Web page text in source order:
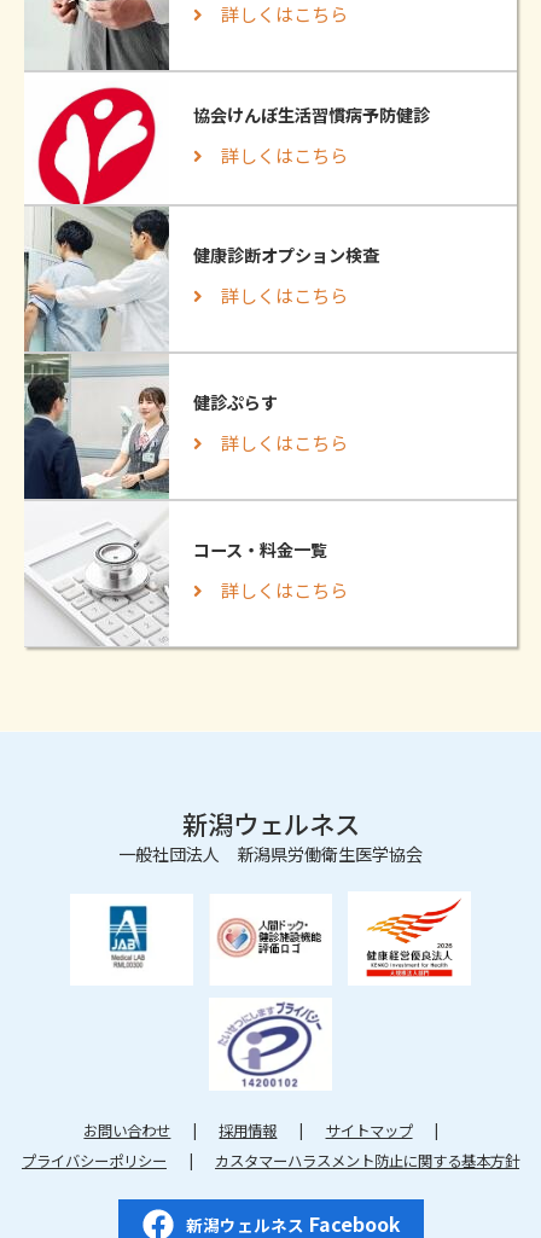
詳しくはこちら
協会けんぽ生活習慣病予防健診
詳しくはこちら
健康診断オプション検査
詳しくはこちら
健診ぷらす
詳しくはこちら
コース・料金一覧
詳しくはこちら
新潟ウェルネス
一般社団法人 新潟県労働衛生医学協会
お問い合わせ 採用情報
サイトマップ
プライバシーポリシー
カスタマーハラスメント防止に関する基本方針
新潟ウェルネス Facebook